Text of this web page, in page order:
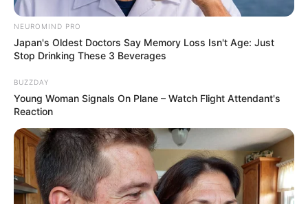
NEUROMIND PRO
Japan's Oldest Doctors Say Memory Loss Isn't Age: Just
Stop Drinking These 3 Beverages
BUZZDAY
Young Woman Signals On Plane – Watch Flight Attendant's
Reaction